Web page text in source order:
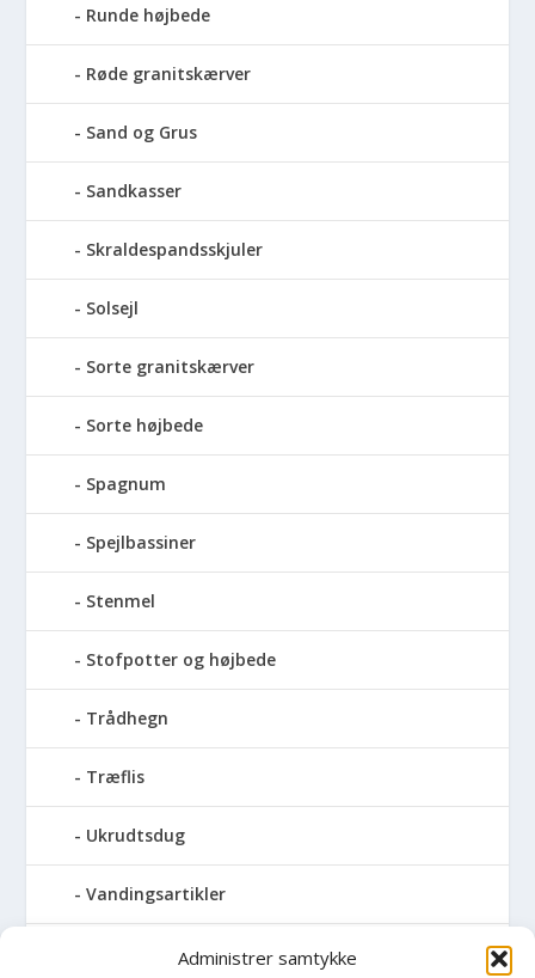
Administrer samtykke
Runde højbede
Røde granitskærver
Sand og Grus
Sandkasser
Skraldespandsskjuler
Solsejl
Sorte granitskærver
Sorte højbede
Spagnum
Spejlbassiner
Stenmel
Stofpotter og højbede
Trådhegn
Træflis
Ukrudtsdug
Vandingsartikler
Vandslanger